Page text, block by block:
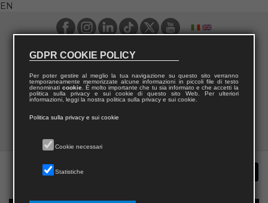
EN
GDPR COOKIE POLICY
Per poter gestire al meglio la tua navigazione su questo sito verranno
temporaneamente memorizzate alcune informazioni in piccoli file di testo
denominati cookie. È molto importante che tu sia informato e che accetti la
politica sulla privacy e sui cookie di questo sito Web. Per ulteriori
informazioni, leggi la nostra politica sulla privacy e sui cookie.
Politica sulla privacy e sui cookie
Cookie necessari
Statistiche